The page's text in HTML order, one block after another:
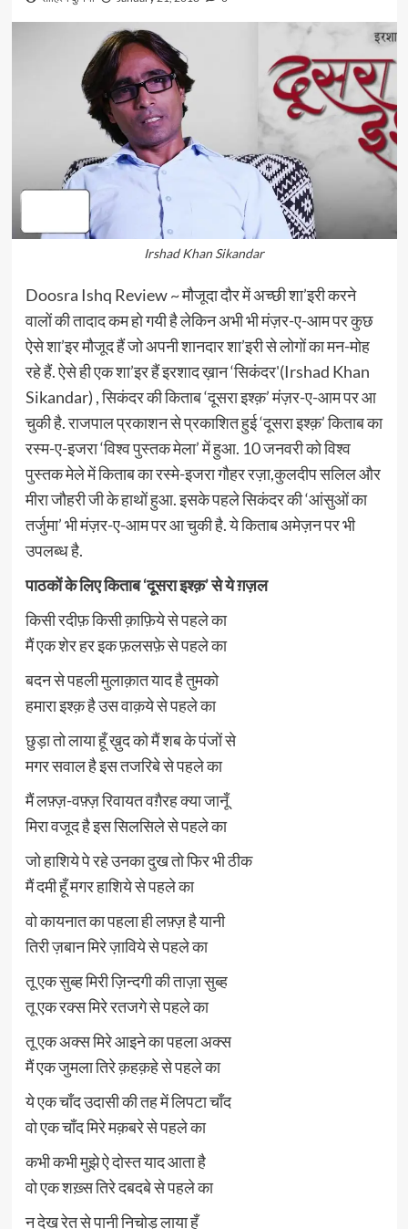
Irshad Khan Sikandar
Doosra Ishq Review ~ मौजूदा दौर में अच्छी शा’इरी करने
वालों की तादाद कम हो गयी है लेकिन अभी भी मंज़र-ए-आम पर कुछ
ऐसे शा’इर मौजूद हैं जो अपनी शानदार शा’इरी से लोगों का मन-मोह
रहे हैं. ऐसे ही एक शा’इर हैं इरशाद ख़ान ‘सिकंदर'(Irshad Khan
Sikandar) , सिकंदर की किताब ‘दूसरा इश्क़’ मंज़र-ए-आम पर आ
चुकी है. राजपाल प्रकाशन से प्रकाशित हुई ‘दूसरा इश्क़’ किताब का
रस्म-ए-इजरा ‘विश्व पुस्तक मेला’ में हुआ. 10 जनवरी को विश्व
पुस्तक मेले में किताब का रस्मे-इजरा गौहर रज़ा,कुलदीप सलिल और
मीरा जौहरी जी के हाथों हुआ. इसके पहले सिकंदर की ‘आंसुओं का
तर्जुमा’ भी मंज़र-ए-आम पर आ चुकी है. ये किताब अमेज़न पर भी
उपलब्ध है.
पाठकों के लिए किताब ‘दूसरा इश्क़’ से ये ग़ज़ल
किसी रदीफ़ किसी क़ाफ़िये से पहले का
मैं एक शेर हर इक फ़लसफ़े से पहले का
बदन से पहली मुलाक़ात याद है तुमको
हमारा इश्क़ है उस वाक़ये से पहले का
छुड़ा तो लाया हूँ ख़ुद को मैं शब के पंजों से
मगर सवाल है इस तजरिबे से पहले का
मैं लफ़्ज़-वफ़्ज़ रिवायत वग़ैरह क्या जानूँ
मिरा वजूद है इस सिलसिले से पहले का
जो हाशिये पे रहे उनका दुख तो फिर भी ठीक
मैं दमी हूँ मगर हाशिये से पहले का
वो कायनात का पहला ही लफ़्ज़ है यानी
तिरी ज़बान मिरे ज़ाविये से पहले का
तू एक सुब्ह मिरी ज़िन्दगी की ताज़ा सुब्ह
तू एक रक्स मिरे रतजगे से पहले का
तू एक अक्स मिरे आइने का पहला अक्स
मैं एक जुमला तिरे क़हक़हे से पहले का
ये एक चाँद उदासी की तह में लिपटा चाँद
वो एक चाँद मिरे मक़बरे से पहले का
कभी कभी मुझे ऐ दोस्त याद आता है
वो एक शख़्स तिरे दबदबे से पहले का
न देख रेत से पानी निचोड़ लाया हूँ